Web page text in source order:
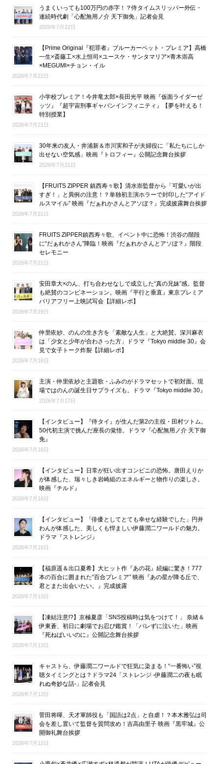
うまくいっても100万円の赤字！？侍タイムスリッパー外伝・
連続時代劇「心配無用ノ介 天下御免」記者会見
2026年7月22日
【Prime Original『犯罪者』ブルーカーペット・プレミア】高橋
一生×斎藤工×水上恒司×ユースケ・サンタマリア×青木崇高
×MEGUMI×チョン・イル
2026年7月22日
小学校プレミア！今井竜太郎×長田光平 映画『仮面ライダーゼ
ッツ』『超宇宙刑事ギャバンインフィニティ』【夢を叶える！
特別授業】
2026年7月21日
30年来の友人・井浦新＆市川実和子が夫婦役に「私たちにしか
出せない空気感」映画『トロフィー』公開記念舞台挨拶
2026年7月21日
【FRUITS ZIPPER 鎮西寿々歌】清水崇監督から「可愛いが出
すぎ！」と異例の注意！？単独初主演ホラーで封印した“アイド
ルスマイル” 映画『だぁれかさんとアソぼ？』完成披露舞台挨拶
2026年7月21日
FRUITS ZIPPER鎮西寿々歌、イベント中に恐怖！渋谷の階段
に“だぁれかさん”降臨！映画『だぁれかさんとアソぼ？』階段
セレモニー
2026年7月21日
安田章大×のん、打ち合わせなしで成立した“真の兄妹”感。監督
も絶賛のコンビネーション。映画『平行と垂直』東京プレミア
バリアフリー上映試写会【詳細レポ】
2026年7月19日
仲里依紗、のんの生き方を「素敵な人生」と大絶賛。深川麻衣
は「少女と少年が合わさった方」ドラマ『Tokyo middle 30』会
見で女子トーク炸裂【詳細レポ】
2026年7月18日
主演・仲里依紗と主題歌・ふみのがドラマセットで初対面。現
場ではのんの誕生日サプライズも。ドラマ『Tokyo middle 30』
2026年7月17日
【インタビュー】『侍タイ』が生んだ第2の主役・田村ツトム。
50代初主演で挑んだ座長の覚悟。ドラマ『心配無用ノ介 天下御
免』
2026年7月16日
【インタビュー】日常が狂い出すコンビニの恐怖。唐田えりか
が体感した、瑞々しき岩崎組のエネルギーと物作りの楽しさ。
映画『チルド』
2026年7月16日
【インタビュー】「俳優としてとても幸せな経験でした」円井
わんが体感した、美しくも悍ましい伊藤潤二ワールドの魅力。
ドラマ『ストレンジ』
2026年7月16日
【福原遥＆出口夏希】大ヒット作『あの花』続編に驚き！777
本の百合に囲まれた“百合プレミア” 映画『あの星が降る丘で、
君とまた出会いたい。』完成披露
2026年7月13日
【凍結注意!?】京極夏彦「SNS投稿時は気をつけて！」 奈緒＆
伊東蒼、初日に劇場でお忍び鑑賞！「バレずに泣いた」映画
『死ねばいいのに』公開記念舞台挨拶
2026年7月13日
キャストら、伊藤潤二ワールドで狂気に染まる！“一番怖い”視
聴タイミングとは？ドラマ24「ストレンジ -伊藤潤二の夜も眠
れぬ奇妙な話-」記者会見
2026年7月13日
菅田将暉、天才軍師役も「国語は2点」と自虐！？本木雅弘は司
会を差し置いて監督を質問攻め！吉高由里子 映画『黒牢城』公
開御礼舞台挨拶
2026年7月12日